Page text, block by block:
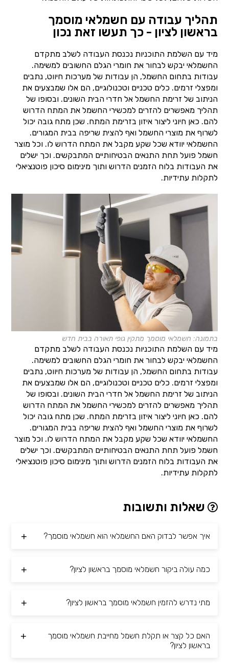
תהליך עבודה עם חשמלאי מוסמך
בראשון לציון - כך תעשו זאת נכון
מיד עם השלמת התוכניות נכנסת העבודה לשלב מתקדם
החשמלאי יבקש לבחור את חומרי הגלם החשובים למשימה.
עבודות בתחום החשמל, הן עבודות של מערכות חיווט, נתבים
ומפצלי זרמים. כלים טכניים וטכנולוגיים, הם אלו שמבצעים את
הניתוב של זרימת החשמל אל חדרי הבית השונים. ובסופו של
תהליך מאפשרים להזרים למכשירי החשמל את המתח הדרוש
להם. כאן חיוני ליצור איזון בזרימת המתח. שכן מתח גובה יכול
לשרוף את מוצרי החשמל ואף להצית שריפה בבית המגורים.
החשמלאי יוודא שכל שקע מקבל את המתח הדרוש לו. וכל מוצר
חשמל פועל תחת התנאים הבטיחותיים המתבקשים. וכך ישלים
את העבודות בלוח הזמנים הדרוש ותוך מינימום סיכון פוטנציאלי
לתקלות עתידיות.
בתמונה: חשמלאי מוסמך מתקין גופי תאורה בבית חדש
מיד עם השלמת התוכניות נכנסת העבודה לשלב מתקדם
החשמלאי יבקש לבחור את חומרי הגלם החשובים למשימה.
עבודות בתחום החשמל, הן עבודות של מערכות חיווט, נתבים
ומפצלי זרמים. כלים טכניים וטכנולוגיים, הם אלו שמבצעים את
הניתוב של זרימת החשמל אל חדרי הבית השונים. ובסופו של
תהליך מאפשרים להזרים למכשירי החשמל את המתח הדרוש
להם. כאן חיוני ליצור איזון בזרימת המתח. שכן מתח גובה יכול
לשרוף את מוצרי החשמל ואף להצית שריפה בבית המגורים.
החשמלאי יוודא שכל שקע מקבל את המתח הדרוש לו. וכל מוצר
חשמל פועל תחת התנאים הבטיחותיים המתבקשים. וכך ישלים
את העבודות בלוח הזמנים הדרוש ותוך מינימום סיכון פוטנציאלי
לתקלות עתידיות.
שאלות ותשובות
איך אפשר לבדוק האם החשמלאי הוא חשמלאי מוסמך?
כמה עולה ביקור חשמלאי מוסמך בראשון לציון?
מתי נדרש להזמין חשמלאי מוסמך בראשון לציון?
האם כל קצר או תקלת חשמל מחייבת חשמלאי מוסמך
בראשון לציון?